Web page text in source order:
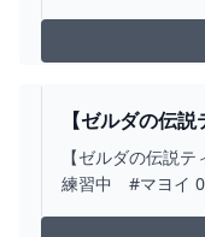
いたときに自分
ております☺一...
【ゼルダの伝
イ） -
【ゼルダの伝説
練習中 #マヨイ